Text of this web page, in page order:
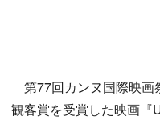
第77回カンヌ国際映画
観客賞を受賞した映画『